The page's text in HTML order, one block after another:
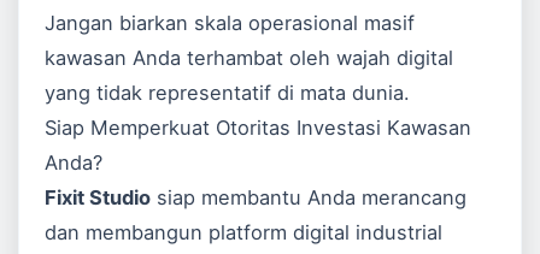
Jangan biarkan skala operasional masif
kawasan Anda terhambat oleh wajah digital
yang tidak representatif di mata dunia.
Siap Memperkuat Otoritas Investasi Kawasan
Anda?
Fixit Studio siap membantu Anda merancang
dan membangun platform digital industrial